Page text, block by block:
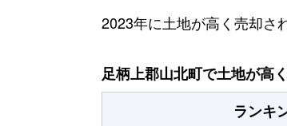
2023年に土地が高く売却さ
足柄上郡山北町で土地が高
ランキ